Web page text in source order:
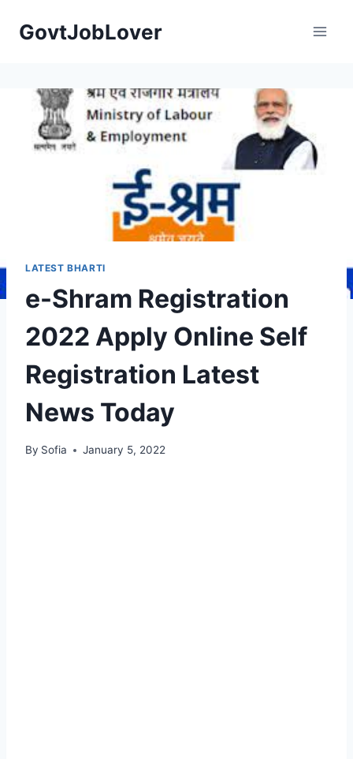
GovtJobLover
LATEST BHARTI
e-Shram Registration
2022 Apply Online Self
Registration Latest
News Today
By Sofia January 5, 2022